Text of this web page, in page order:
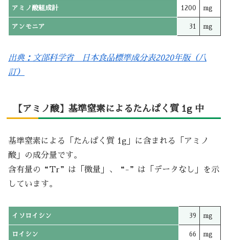
アミノ酸組成計 1200 mg
アンモニア 31 mg
出典：文部科学省 日本食品標準成分表2020年版（八
訂）
【アミノ酸】基準窒素によるたんぱく質 1g 中
基準窒素による「たんぱく質 1g」に含まれる「アミノ
酸」の成分量です。
含有量の“Tr”は「微量」、“-”は「データなし」を示
しています。
イソロイシン 39 mg
ロイシン 66 mg